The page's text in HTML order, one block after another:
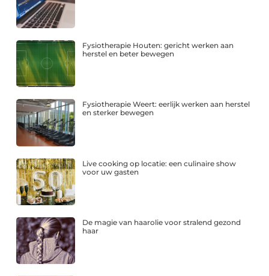
Fysiotherapie Houten: gericht werken aan
herstel en beter bewegen
Fysiotherapie Weert: eerlijk werken aan herstel
en sterker bewegen
Live cooking op locatie: een culinaire show
voor uw gasten
De magie van haarolie voor stralend gezond
haar